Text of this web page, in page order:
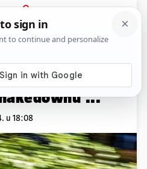
PRIJAVA
Sport Komentari
do najboljeg
u 18:08